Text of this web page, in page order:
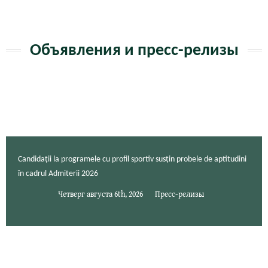
Объявления и пресс-релизы
Candidații la programele cu profil sportiv susțin probele de aptitudini
în cadrul Admiterii 2026
Четверг августа 6th, 2026 Пресс-релизы